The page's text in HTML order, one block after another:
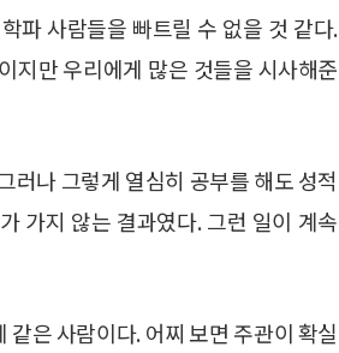
파 사람들을 빠트릴 수 없을 것 같다.
지만 우리에게 많은 것들을 시사해준
러나 그렇게 열심히 공부를 해도 성적
가지 않는 결과였다. 그런 일이 계속
은 사람이다. 어찌 보면 주관이 확실